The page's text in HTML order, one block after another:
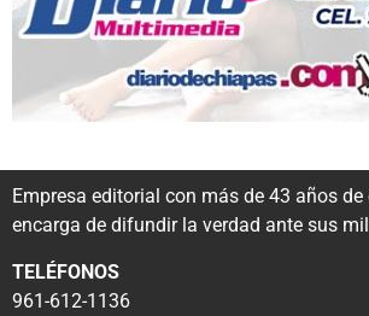
Empresa editorial con más de 43 años de
encarga de difundir la verdad ante sus
TELÉFONOS
961-612-1136